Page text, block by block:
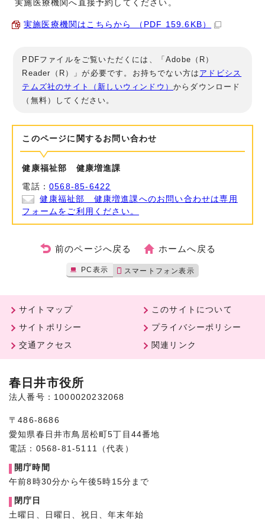
実施医療機関へ直接予約してください。
実施医療機関はこちらから （PDF 159.6KB）
PDFファイルをご覧いただくには、「Adobe（R）
Reader（R）」が必要です。お持ちでない方は アドビシス
テムズ社のサイト（新しいウィンドウ）からダウンロード
（無料）してください。
このページに関する お問い合わせ
健康福祉部 健康増進課
電話：0568-85-6422
健康福祉部 健康増進課へのお問い合わせは専用
フォームをご利用ください。
前のページへ戻る ホームへ戻る
PC表示 スマートフォン表示
サイトマップ
このサイトについて
サイトポリシー
プライバシーポリシー
交通アクセス
関連リンク
春日井市役所
法人番号：1000020232068
〒486-8686
愛知県春日井市鳥居松町5丁目44番地
電話：0568-81-5111（代表）
開庁時間
午前8時30分から午後5時15分まで
閉庁日
土曜日、日曜日、祝日、年末年始